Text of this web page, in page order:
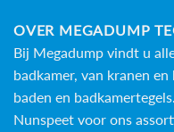
OVER MEGADUMP
Bij Megadump vindt u
badkamer, van kranen
baden en badkamertegels
Nunspeet voor ons